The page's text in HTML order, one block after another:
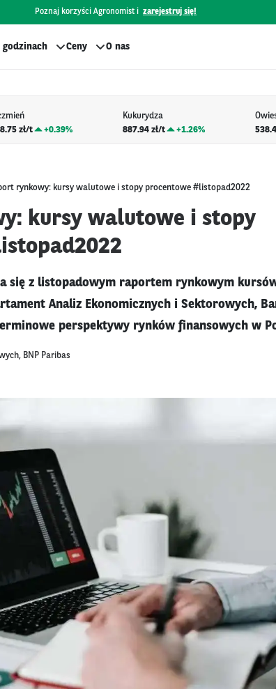
Poznaj korzyści Agronomist i zarejestruj się!
godzinach Ceny O nas
zł/t
+0.39%
Kukurydza
887.94 zł/t
+1.26%
rynkowy: kursy walutowe i stopy procentowe #listopad2022
kursy walutowe i stopy
się z listopadowym raportem rynkowym
Analiz Ekonomicznych i Sektorowych,
perspektywy rynków finansowych w
BNP Paribas